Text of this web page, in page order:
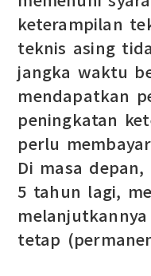
keterampilan
teknis asing
jangka waktu
mendapatkan
peningkatan
perlu
Di masa
5 tahun lagi,
tetap